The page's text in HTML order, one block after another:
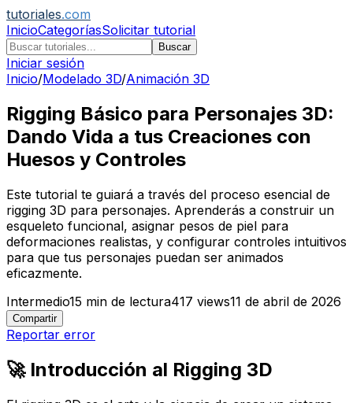
tutoriales.com
InicioCategoríasSolicitar tutorial
Buscar
Iniciar sesión
Inicio/Modelado 3D/Animación 3D
Rigging Básico para Personajes 3D:
Dando Vida a tus Creaciones con
Huesos y Controles
Este tutorial te guiará a través del proceso esencial de
rigging 3D para personajes. Aprenderás a construir un
esqueleto funcional, asignar pesos de piel para
deformaciones realistas, y configurar controles intuitivos
para que tus personajes puedan ser animados
eficazmente.
Intermedio15 min de lectura417 views11 de abril de 2026
Compartir
Reportar error
🚀 Introducción al Rigging 3D